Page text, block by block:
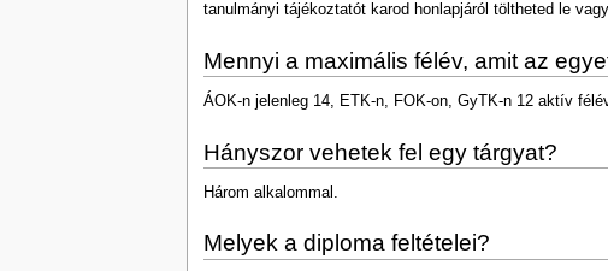
tanulmányi tájékoztatót karod honlapjáról töltheted le
Mennyi a maximális félév, amit az
ÁOK-n jelenleg 14, ETK-n, FOK-on, GyTK-n 12 aktív
Hányszor vehetek fel egy tárgyat?
Három alkalommal.
Melyek a diploma feltételei?